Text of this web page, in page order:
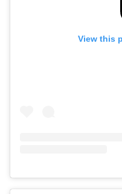
View this